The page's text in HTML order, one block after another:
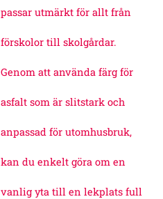
passar utmärkt för allt från
förskolor till skolgårdar.
Genom att använda färg för
asfalt som är slitstark och
anpassad för utomhusbruk,
kan du enkelt göra om en
vanlig yta till en lekplats full